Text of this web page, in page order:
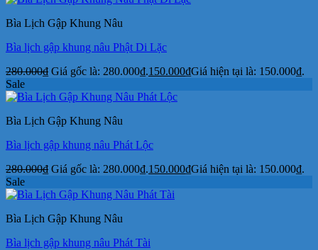
Bìa Lịch Gập Khung Nâu
Bìa lịch gập khung nâu Phật Di Lặc
280.000₫ Giá gốc là: 280.000₫.150.000₫Giá hiện tại là: 150.000₫.
Sale
Bìa Lịch Gập Khung Nâu
Bìa lịch gập khung nâu Phát Lộc
280.000₫ Giá gốc là: 280.000₫.150.000₫Giá hiện tại là: 150.000₫.
Sale
Bìa Lịch Gập Khung Nâu
Bìa lịch gập khung nâu Phát Tài